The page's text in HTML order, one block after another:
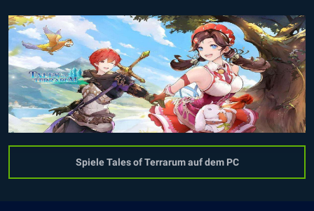
Spiele Tales of Terrarum auf dem PC